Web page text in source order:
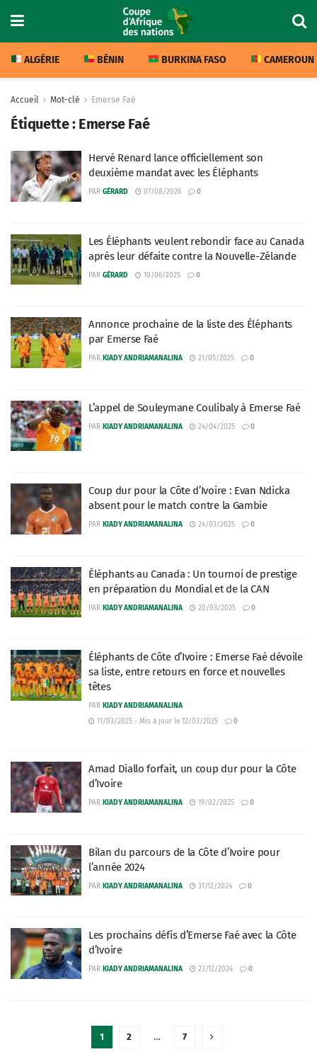
ALGÉRIE BÉNIN BURKINA FASO CAMEROUN
Accueil Mot-clé Emerse Faé
Étiquette : Emerse Faé
Hervé Renard lance officiellement son
deuxième mandat avec les Éléphants
PAR GÉRARD 07/08/2026 0
Les Éléphants veulent rebondir face au Canada
après leur défaite contre la Nouvelle-Zélande
PAR GÉRARD 10/06/2025 0
Annonce prochaine de la liste des Éléphants
par Emerse Faé
PAR KIADY ANDRIAMANALINA 21/05/2025 0
L’appel de Souleymane Coulibaly à Emerse Faé
PAR KIADY ANDRIAMANALINA 24/04/2025 0
Coup dur pour la Côte d’Ivoire : Evan Ndicka
absent pour le match contre la Gambie
PAR KIADY ANDRIAMANALINA 24/03/2025 0
Éléphants au Canada : Un tournoi de prestige
en préparation du Mondial et de la CAN
PAR KIADY ANDRIAMANALINA 20/03/2025 0
Éléphants de Côte d’Ivoire : Emerse Faé dévoile
sa liste, entre retours en force et nouvelles
têtes
PAR KIADY ANDRIAMANALINA
11/03/2025 - Mis à jour le 12/03/2025
0
Amad Diallo forfait, un coup dur pour la Côte
d’Ivoire
PAR KIADY ANDRIAMANALINA 19/02/2025 0
Bilan du parcours de la Côte d’Ivoire pour
l’année 2024
PAR KIADY ANDRIAMANALINA 31/12/2024 0
Les prochains défis d’Emerse Faé avec la Côte
d’Ivoire
PAR KIADY ANDRIAMANALINA 23/12/2024 0
1 2 … 7